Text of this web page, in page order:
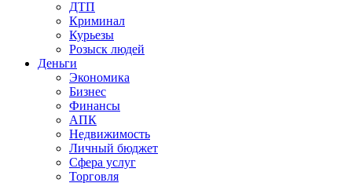
ДТП
Криминал
Курьезы
Розыск людей
Деньги
Экономика
Бизнес
Финансы
АПК
Недвижимость
Личный бюджет
Сфера услуг
Торговля